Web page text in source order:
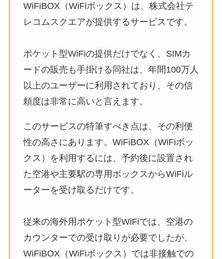
WiFiBOX（WiFiボックス）は、株式会社テ
レコムスクエアが提供するサービスです。
ポケット型WiFiの提供だけでなく、SIMカ
ードの販売も手掛ける同社は、年間100万人
以上のユーザーに利用されており、その信
頼度は非常に高いと言えます。
このサービスの特筆すべき点は、その利便
性の高さにあります。WiFiBOX（WiFiボッ
クス）を利用するには、予約後に設置され
た空港や主要駅の専用ボックスからWiFiル
ーターを受け取るだけです。
従来の海外用ポケット型WiFiでは、空港の
カウンターでの受け取りが必要でしたが、
WiFiBOX（WiFiボックス）では非接触での